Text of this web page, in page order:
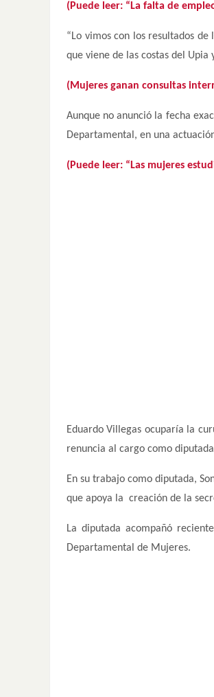
(Puede leer: “La falta de
“Lo vimos con los resultados
que viene de las costas del Upia
(Mujeres ganan consultas
Aunque no anunció la fecha
Departamental, en una
(Puede leer: “Las mujeres
Eduardo Villegas ocuparía la
renuncia al cargo como
En su trabajo como diputada,
que apoya la creación de la
La diputada acompañó
Departamental de Mujeres.